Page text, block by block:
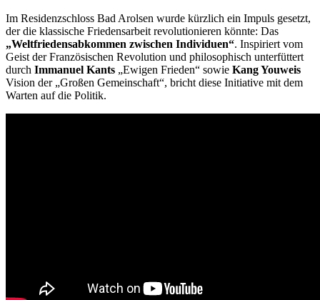
Im Residenzschloss Bad Arolsen wurde kürzlich ein Impuls gesetzt,
der die klassische Friedensarbeit revolutionieren könnte: Das
„Weltfriedensabkommen zwischen Individuen“. Inspiriert vom
Geist der Französischen Revolution und philosophisch unterfüttert
durch Immanuel Kants „Ewigen Frieden“ sowie Kang Youweis
Vision der „Großen Gemeinschaft“, bricht diese Initiative mit dem
Warten auf die Politik.